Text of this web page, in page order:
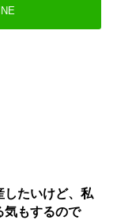
したいけど、私
気もするので